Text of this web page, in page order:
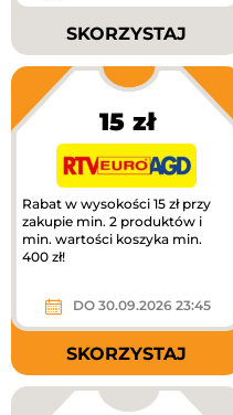
SKORZYSTAJ
15 zł
Rabat w wysokości 15 zł przy
zakupie min. 2 produktów i
min. wartości koszyka min.
400 zł!
DO 30.09.2026 23:45
SKORZYSTAJ